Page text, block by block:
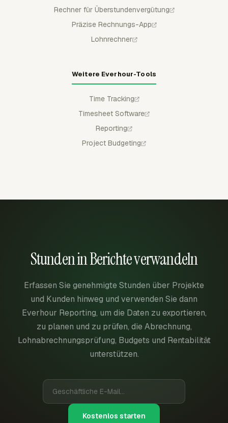
Rechner für Überstundenvergütung
Präzise Rechnungs-App
Lohnrechner
Weitere Everhour-Tools
Time Tracking
Timesheet Software
Reporting
Project Budgeting
Stunden in Berichte verwandeln
Erfassen Sie genehmigte Stunden über Projekte
und Kunden hinweg und verwenden Sie dann
Everhour Reporting, um die Daten zu exportieren,
zu planen und zu prüfen, die Abrechnung,
Lohnabrechnungsprüfung, Budgets und Rentabilität
unterstützen.
Kostenlos starten